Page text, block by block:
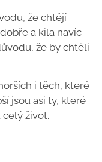
že chtějí
a kila navíc
že by chtěli
i těch, které
jsou asi ty, které
život.